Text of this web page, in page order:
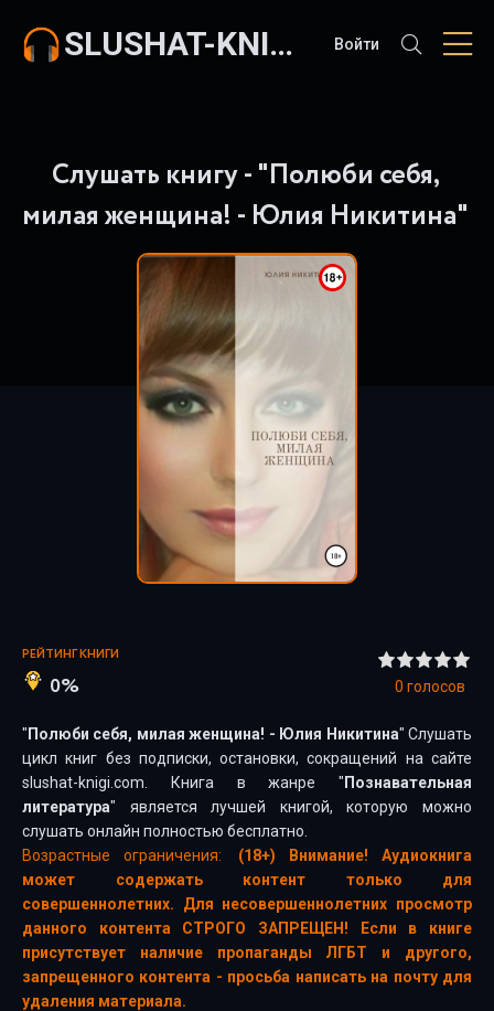
SLUSHAT-KNIGI.COM Войти
Слушать книгу - "Полюби себя,
милая женщина! - Юлия Никитина"
РЕЙТИНГ КНИГИ
0% 0 голосов
" Полюби себя, милая женщина! - Юлия Никитина" Слушать
цикл книг без подписки, остановки, сокращений на сайте
slushat-knigi.com. Книга в жанре " Познавательная
литература" является лучшей книгой, которую можно
слушать онлайн полностью бесплатно.
Возрастные ограничения:
(18+) Внимание! Аудиокнига
может содержать контент только для
совершеннолетних. Для несовершеннолетних просмотр
данного контента СТРОГО ЗАПРЕЩЕН! Если в книге
присутствует наличие пропаганды ЛГБТ и другого,
запрещенного контента - просьба написать на почту для
удаления материала.